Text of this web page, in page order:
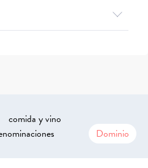
comida y vino
Dominio